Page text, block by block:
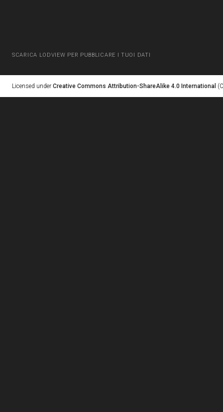
SCARICA LODVIEW PER PUBBLICARE I TUOI DATI
Licensed under Creative Commons Attribution-ShareAlike 4.0 International